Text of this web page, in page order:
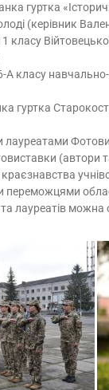
гуртка
(керівник
Війтовецької
А класу
гуртка
лауреатами
(автори
переможцями
лауреатів можна